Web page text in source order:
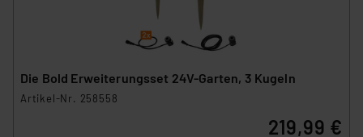
Die Bold Erweiterungsset 24V-Garten, 3 Kugeln
Artikel-Nr. 258558
219,99 €